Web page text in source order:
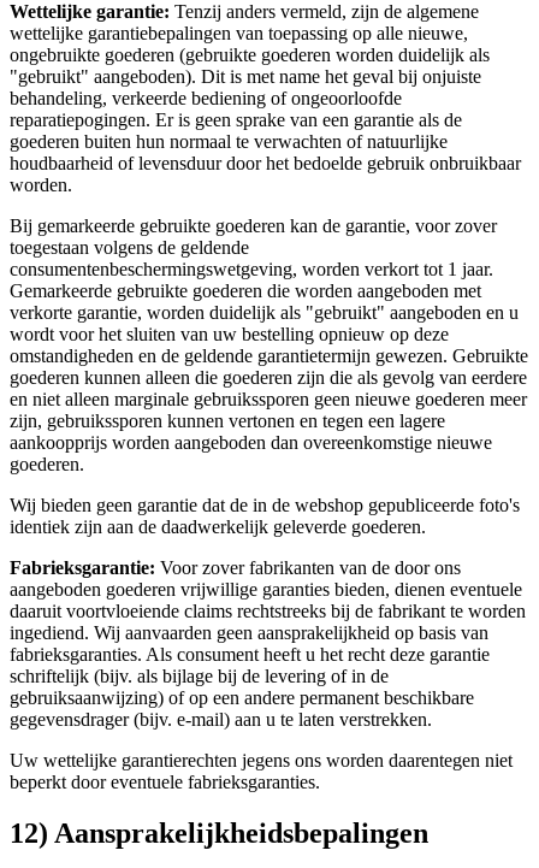
Wettelijke garantie: Tenzij anders vermeld, zijn de algemene
wettelijke garantiebepalingen van toepassing op alle nieuwe,
ongebruikte goederen (gebruikte goederen worden duidelijk als
"gebruikt" aangeboden). Dit is met name het geval bij onjuiste
behandeling, verkeerde bediening of ongeoorloofde
reparatiepogingen. Er is geen sprake van een garantie als de
goederen buiten hun normaal te verwachten of natuurlijke
houdbaarheid of levensduur door het bedoelde gebruik onbruikbaar
worden.
Bij gemarkeerde gebruikte goederen kan de garantie, voor zover
toegestaan volgens de geldende
consumentenbeschermingswetgeving, worden verkort tot 1 jaar.
Gemarkeerde gebruikte goederen die worden aangeboden met
verkorte garantie, worden duidelijk als "gebruikt" aangeboden en u
wordt voor het sluiten van uw bestelling opnieuw op deze
omstandigheden en de geldende garantietermijn gewezen. Gebruikte
goederen kunnen alleen die goederen zijn die als gevolg van eerdere
en niet alleen marginale gebruikssporen geen nieuwe goederen meer
zijn, gebruikssporen kunnen vertonen en tegen een lagere
aankoopprijs worden aangeboden dan overeenkomstige nieuwe
goederen.
Wij bieden geen garantie dat de in de webshop gepubliceerde foto's
identiek zijn aan de daadwerkelijk geleverde goederen.
Fabrieksgarantie: Voor zover fabrikanten van de door ons
aangeboden goederen vrijwillige garanties bieden, dienen eventuele
daaruit voortvloeiende claims rechtstreeks bij de fabrikant te worden
ingediend. Wij aanvaarden geen aansprakelijkheid op basis van
fabrieksgaranties. Als consument heeft u het recht deze garantie
schriftelijk (bijv. als bijlage bij de levering of in de
gebruiksaanwijzing) of op een andere permanent beschikbare
gegevensdrager (bijv. e-mail) aan u te laten verstrekken.
Uw wettelijke garantierechten jegens ons worden daarentegen niet
beperkt door eventuele fabrieksgaranties.
12) Aansprakelijkheidsbepalingen